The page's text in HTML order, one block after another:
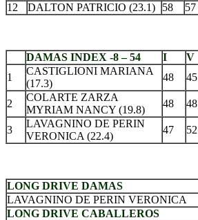
12
DALTON PATRICIO (23.1) 58 57
DAMAS INDEX -8 – 54 I V
1
CASTIGLIONI MARIANA
(17.3)
48 45
2
COLARTE ZARZA
MYRIAM NANCY (19.8)
48 48
3
LAVAGNINO DE PERIN
VERONICA (22.4)
47 52
LONG DRIVE DAMAS
LAVAGNINO DE PERIN VERONICA
LONG DRIVE CABALLEROS